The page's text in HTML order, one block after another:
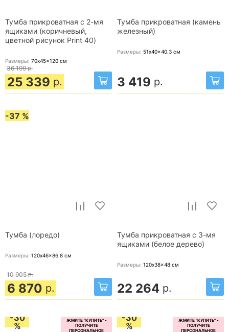
Тумба прикроватная с 2-мя
ящиками (коричневый,
цветной рисунок Print 40)
Размеры: 70x45x120 см
36 199 р.
25 339 р.
Тумба прикроватная (камень
железный)
Размеры: 51x40x40.3 см
3 419 р.
-37 %
Тумба (лоредо)
Размеры: 120x46x86.8 см
10 905 р.
6 870 р.
Тумба прикроватная с 3-мя
ящиками (белое дерево)
Размеры: 120x38x48 см
22 264 р.
-30
%
-30
%